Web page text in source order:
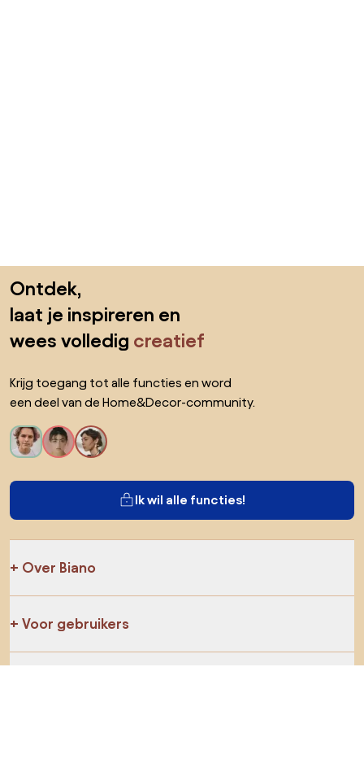
Ontdek,
laat je inspireren en
wees volledig creatief
Krijg toegang tot alle functies en word
een deel van de Home&Decor-community.
Ik wil alle functies!
Over Biano
Voor gebruikers